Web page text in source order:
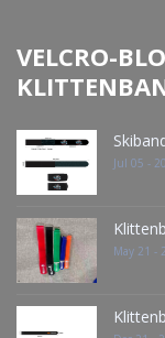
VELCRO-
Jul 05 -
May 21 -